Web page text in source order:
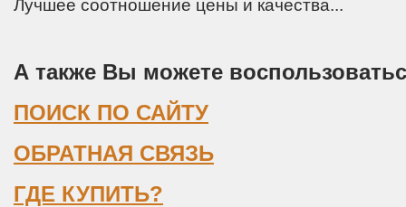
Лучшее соотношение цены и качества...
А также Вы можете
ПОИСК ПО САЙТУ
ОБРАТНАЯ СВЯЗЬ
ГДЕ КУПИТЬ?